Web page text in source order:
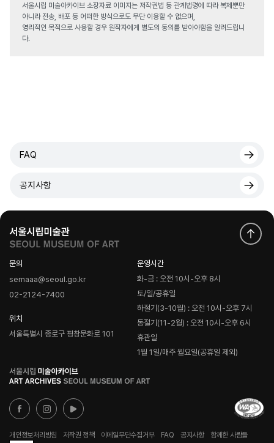
서울시립 미술아카이브 소장자료 이미지는 저작권법 등 관계법령에 따라 복제뿐만
아니라 전송, 배포 등 어떠한 방식으로도 무단 이용할 수 없으며,
영리적인 목적으로 사용할 경우 원작자에게 별도의 동의를 받아야함을 알려드립니
다.
FAQ
공지사항
문의
semaaa@seoul.go.kr
02-2124-7400
위치
서울특별시 종로구 평창문화로 101
운영시간
화-금 : 오전 10시-오후 8시
토/일/공휴일
하절기(3-10월) : 오전 10시-오후 7시
동절기(11-2월) : 오전 10시-오후 6시
휴관일
1월 1일/매주 월요일(공휴일 제외)
로
고
개인정보처리방침 저작권 정책 이메일무단수집거부 FAQ 공지사항 함께한 사람들